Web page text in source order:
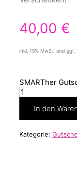
40,00 €
inkl. 19% MwSt. und ggf.
SMARTher
In den
Kategorie: